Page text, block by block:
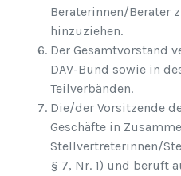
Beraterinnen/Berater
hinzuziehen.
Der Gesamtvorstand
DAV-Bund sowie in
Teilverbänden.
Die/der Vorsitzende
Geschäfte in
Stellvertreterinnen/
§ 7, Nr. 1) und beruft